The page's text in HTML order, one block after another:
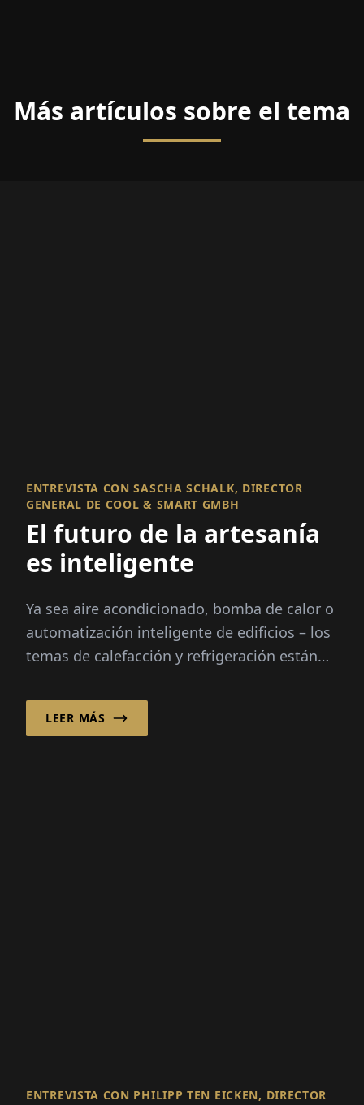
Más artículos sobre el tema
ENTREVISTA CON SASCHA SCHALK, DIRECTOR
GENERAL DE COOL & SMART GMBH
El futuro de la artesanía
es inteligente
Ya sea aire acondicionado, bomba de calor o
automatización inteligente de edificios – los
temas de calefacción y refrigeración están
crecientes costos de energía...
LEER MÁS
ENTREVISTA CON PHILIPP TEN EICKEN, DIRECTOR